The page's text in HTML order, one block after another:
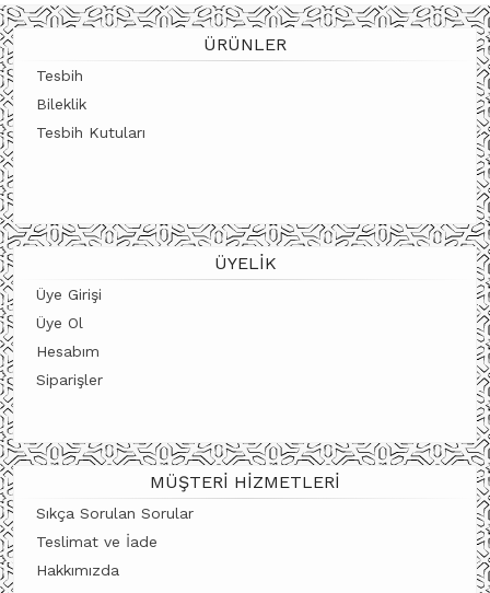
ÜRÜNÜ İNCELE ÜRÜNÜ İNCELE
ÜRÜNLER
Tesbih
Bileklik
Tesbih Kutuları
ÜYELIK
Üye Girişi
Üye Ol
Hesabım
Siparişler
MÜŞTERI HIZMETLERI
Sıkça Sorulan Sorular
Teslimat ve İade
Hakkımızda